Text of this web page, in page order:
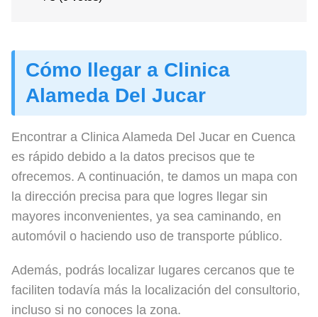
Cómo llegar a Clinica
Alameda Del Jucar
Encontrar a Clinica Alameda Del Jucar en Cuenca
es rápido debido a la datos precisos que te
ofrecemos. A continuación, te damos un mapa con
la dirección precisa para que logres llegar sin
mayores inconvenientes, ya sea caminando, en
automóvil o haciendo uso de transporte público.
Además, podrás localizar lugares cercanos que te
faciliten todavía más la localización del consultorio,
incluso si no conoces la zona.